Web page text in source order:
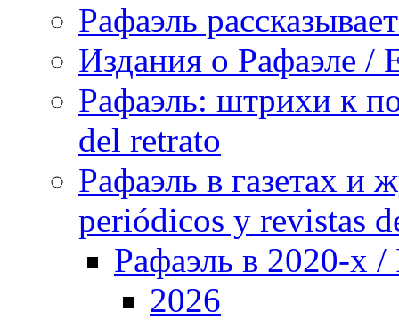
Рафаэль
Издания о Рафаэле /
Рафаэль: штрихи к
del retrato
Рафаэль в газетах и
periódicos y revistas
Рафаэль в 2020-х /
2026